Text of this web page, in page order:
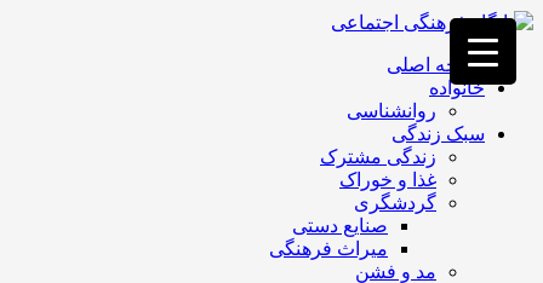
فصد
خون
غرب
تهران
خشکشویی
تصفیه
صفحه اصلی
خانواده
روانشناسی
سبک زندگی
زندگی مشترک
غذا و خوراک
گردشگری
صنایع دستی
میراث فرهنگی
مد و فشن